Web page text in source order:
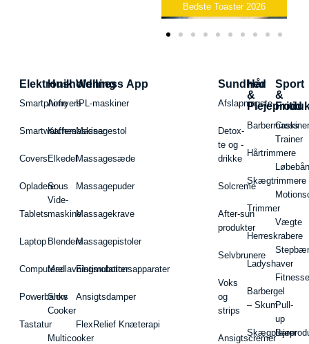
Bedste Toaster 2026
Elektronik
Smartphone
Smartwatches
Covers
Opladere
Tablets
Laptop
Computere
Powerbanks
Tastatur
Husholdning
Airfryers
Kaffemaskiner
Elkedel
Sous
Vide-
maskine
Blendere
Madlavningsrobotter
Slow
Cooker
Multicooker
Wellness App
IPL-maskiner
Massagestol
Massagesæde
Massagepuder
Massagekrave
Massagepistoler
Elstimulationsapparater
Ansigtsdamper
FlexRelief Knæterapi
Sundhed
Afslapningste
Detox-
te og -
drikke
Solcreme
After-sun
produkter
Selvbrunere
Voks
og
strips
Ansigtscremer
Hår
&
Hårtrimmere
Skægtrimmere
Trimmer
Herreskrabere
Ladyshaver
Barbergel
– Skum
Sport
&
Fritid
Cross
Trainer
Vægte
Pull-
up
Barer